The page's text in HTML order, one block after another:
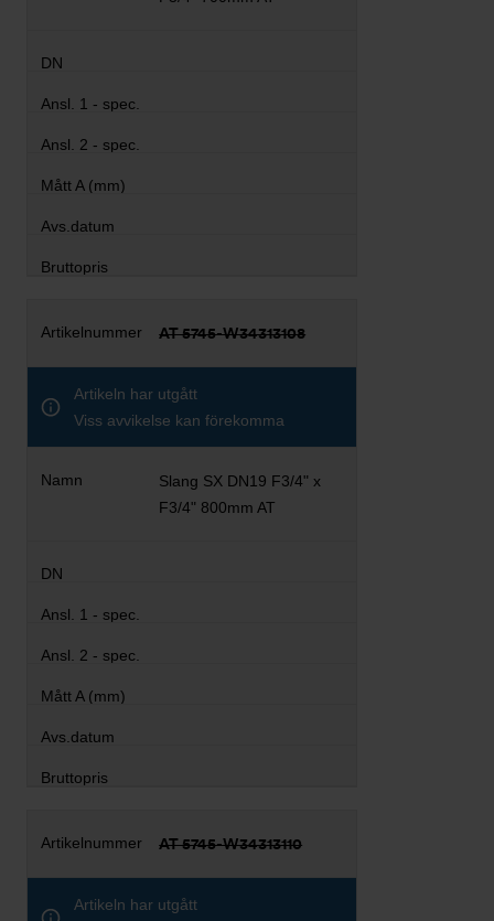
AT 5745-W34313108
Artikeln har utgått
Viss avvikelse kan förekomma
Slang SX DN19 F3/4" x
F3/4" 800mm AT
AT 5745-W34313110
Artikeln har utgått